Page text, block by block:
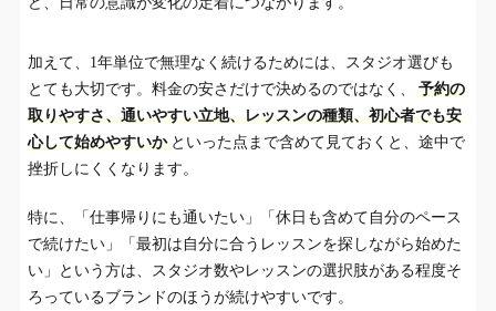
加えて、1年単位で無理なく続けるためには、スタジオ選びも
とても大切です。料金の安さだけで決めるのではなく、
予約の
取りやすさ、通いやすい立地、レッスンの種類、初心者でも安
心して始めやすいか といった点まで含めて見ておくと、途中で
挫折しにくくなります。
特に、「仕事帰りにも通いたい」「休日も含めて自分のペース
で続けたい」「最初は自分に合うレッスンを探しながら始めた
い」という方は、スタジオ数やレッスンの選択肢がある程度そ
ろっているブランドのほうが続けやすいです。